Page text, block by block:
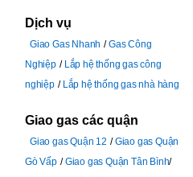
Dịch vụ
Giao Gas Nhanh
Gas Công
Nghiệp
Lắp hệ thống gas công
nghiệp
Lắp hệ thống gas nhà hàng
Giao gas các quận
Giao gas Quận 12
Giao gas Quận
Gò Vấp
Giao gas Quận Tân Bình